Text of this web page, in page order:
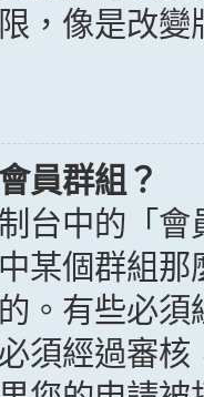
，像是改
員群組？
台中的「
某個群組
。有些必
須經過審